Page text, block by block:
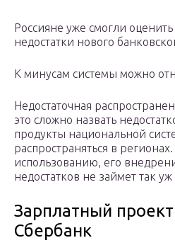
Россияне уже смогли
недостатки нового
К минусам системы можно
Недостаточная
это сложно назвать
продукты национальной
распространяться в
использованию, его
недостатков не займет так
Зарплатный
Сбербанк